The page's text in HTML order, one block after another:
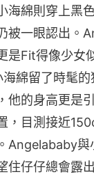
海綿則穿上黑
被一眼認出。
是Fit得像少女
綿留了時髦
他的身高更是
，目測接近
Angelababy與
住仔仔總會露